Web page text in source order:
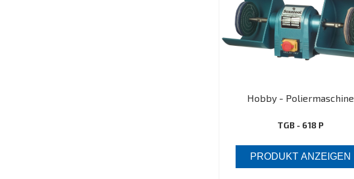
Hobby - Poliermaschine
TGB - 618 P
PRODUKT ANZEIGEN